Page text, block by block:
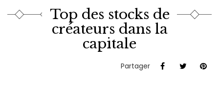
Top des stocks de
créateurs dans la
capitale
Partager